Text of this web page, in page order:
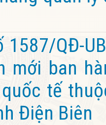
1587/QĐ-
mới ban
tế
Điện Biên